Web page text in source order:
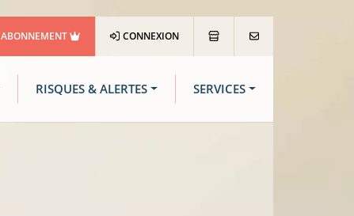
ABONNEMENT CONNEXION
RISQUES & ALERTES SERVICES